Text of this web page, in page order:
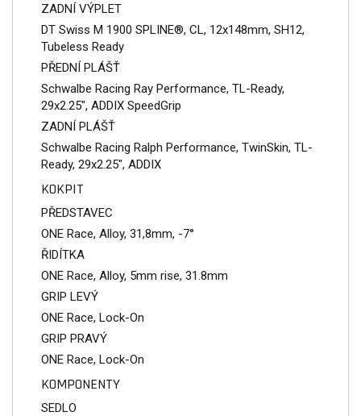
ZADNÍ VÝPLET
DT Swiss M 1900 SPLINE®, CL, 12x148mm, SH12,
Tubeless Ready
PŘEDNÍ PLÁŠŤ
Schwalbe Racing Ray Performance, TL-Ready,
29x2.25", ADDIX SpeedGrip
ZADNÍ PLÁŠŤ
Schwalbe Racing Ralph Performance, TwinSkin, TL-
Ready, 29x2.25", ADDIX
KOKPIT
PŘEDSTAVEC
ONE Race, Alloy, 31,8mm, -7°
ŘIDÍTKA
ONE Race, Alloy, 5mm rise, 31.8mm
GRIP LEVÝ
ONE Race, Lock-On
GRIP PRAVÝ
ONE Race, Lock-On
KOMPONENTY
SEDLO